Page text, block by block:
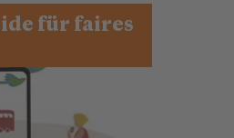
für faires